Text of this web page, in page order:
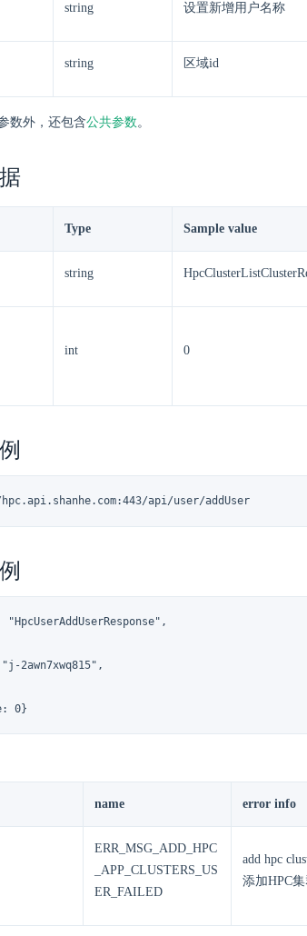
string 设置新增用户名称
string 区域id
数外，还包含公共参数。
Type Sample value
string
int 0
api/user/addUser
2awn7xwq815",
0}
name error info
ERR_MSG_ADD_HPC
_APP_CLUSTERS_US
ER_FAILED
add hpc
添加HPC